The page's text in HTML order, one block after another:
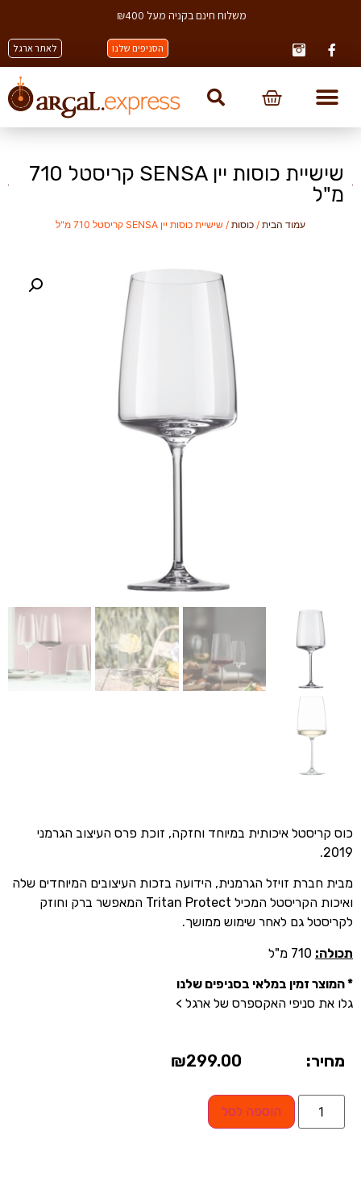
משלוח חינם בקניה מעל ₪400
הסניפים שלנו לאתר ארגל
שישיית כוסות יין SENSA קריסטל 710
מ"ל
עמוד הבית / כוסות / שישיית כוסות יין SENSA קריסטל 710 מ"ל
כוס קריסטל איכותית במיוחד וחזקה, זוכת פרס העיצוב הגרמני
2019.
מבית חברת זויזל הגרמנית, הידועה בזכות העיצובים המיוחדים שלה
ואיכות הקריסטל המכיל Tritan Protect המאפשר ברק וחוזק
לקריסטל גם לאחר שימוש ממושך.
תכולה:
* המוצר זמין במלאי בסניפים שלנו
גלו את סניפי האקספרס של ארגל >
מחיר: ₪299.00
הוספה לסל